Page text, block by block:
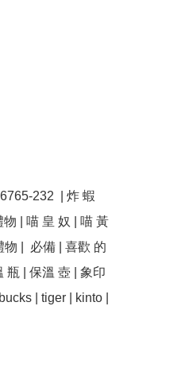
232  | 炸 蝦
| 喵 皇 奴 | 喵 黃
|  必備 | 喜歡 的
瓶 | 保溫 壺 | 象印
| tiger | kinto |